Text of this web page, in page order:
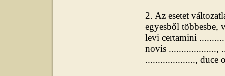
2. Az esetet
egyesből többesbe,
levi certamini
novis ...................,
...................., duce